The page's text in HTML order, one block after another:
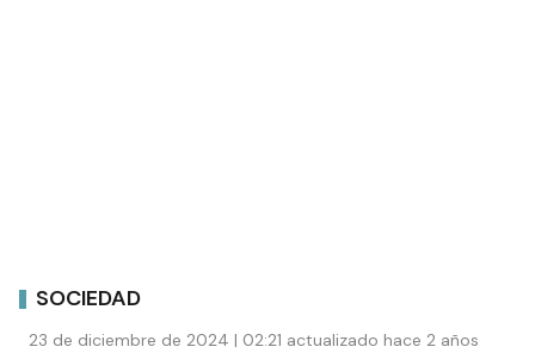
SOCIEDAD
23 de diciembre de 2024 | 02:21 actualizado hace 2 años